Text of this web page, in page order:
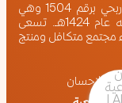
جمعية أهلية مسجلة بالمركز الوطني للقطاع الغير ربحي برقم 1504 وهي
امتداد لمركز الإحسان الخيري ببريدة الذي تم تأسيسه عام 1424هـ. تسعى
مجتمع متكافل ومنتج